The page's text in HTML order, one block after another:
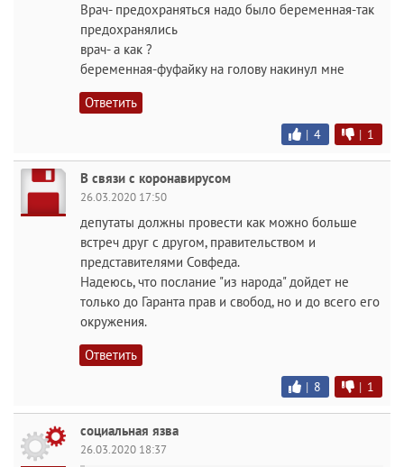
Врач- предохраняться надо было беременная-так
предохранялись
врач- а как ?
беременная-фуфайку на голову накинул мне
Ответить
| 4 | 1
В связи с коронавирусом
26.03.2020 17:50
депутаты должны провести как можно больше
встреч друг с другом, правительством и
представителями Совфеда.
Надеюсь, что послание "из народа" дойдет не
только до Гаранта прав и свобод, но и до всего его
окружения.
Ответить
| 8 | 1
социальная язва
26.03.2020 18:37